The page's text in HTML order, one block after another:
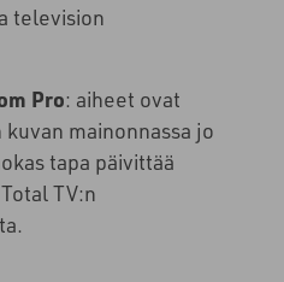
television
Pro: aiheet ovat
kuvan mainonnassa jo
tapa päivittää
TV:n